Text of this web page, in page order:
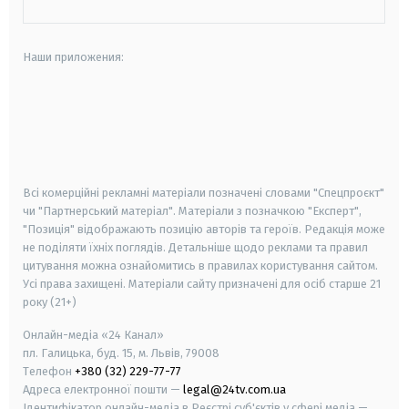
Наши приложения:
Всі комерційні рекламні матеріали позначені словами "Спецпроєкт"
чи "Партнерський матеріал". Матеріали з позначкою "Експерт",
"Позиція" відображають позицію авторів та героїв. Редакція може
не поділяти їхніх поглядів. Детальніше щодо реклами та правил
цитування можна ознайомитись в правилах користування сайтом.
Усі права захищені. Матеріали сайту призначені для осіб старше 21
року (21+)
Онлайн-медіа «24 Канал»
пл. Галицька, буд. 15, м. Львів, 79008
Телефон +380 (32) 229-77-77
Адреса електронної пошти — legal@24tv.com.ua